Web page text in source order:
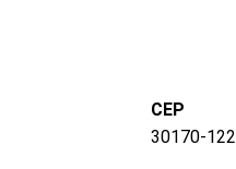
CEP
30170-122